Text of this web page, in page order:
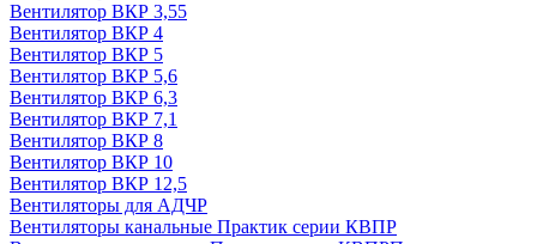
Вентилятор ВКР 3,55
Вентилятор ВКР 4
Вентилятор ВКР 5
Вентилятор ВКР 5,6
Вентилятор ВКР 6,3
Вентилятор ВКР 7,1
Вентилятор ВКР 8
Вентилятор ВКР 10
Вентилятор ВКР 12,5
Вентиляторы для АДЧР
Вентиляторы канальные Практик серии КВПР